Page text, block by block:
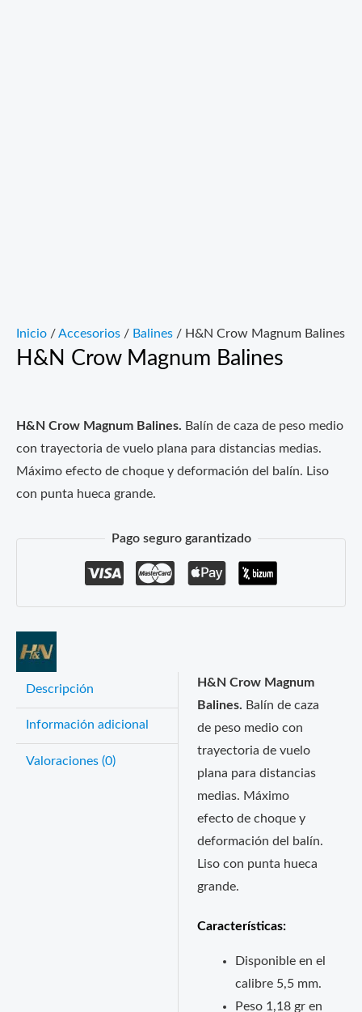
Inicio / Accesorios / Balines / H&N Crow Magnum Balines
H&N Crow Magnum Balines
H&N Crow Magnum Balines. Balín de caza de peso medio
con trayectoria de vuelo plana para distancias medias.
Máximo efecto de choque y deformación del balín. Liso
con punta hueca grande.
Pago seguro garantizado
Descripción
Información adicional
Valoraciones (0)
H&N Crow Magnum
Balines. Balín de caza
de peso medio con
trayectoria de vuelo
plana para distancias
medias. Máximo
efecto de choque y
deformación del balín.
Liso con punta hueca
grande.
Características:
Disponible en el
calibre 5,5 mm.
Peso 1,18 gr en